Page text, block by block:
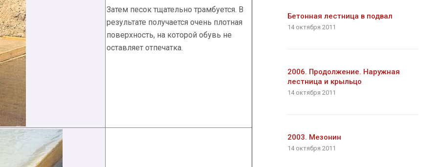
Затем песок тщательно трамбуется. В
результате получается очень плотная
поверхность, на которой обувь не
оставляет отпечатка.
Бетонная лестница в подвал
14 октября 2011
2006. Продолжение. Наружная
лестница и крыльцо
14 октября 2011
2003. Мезонин
14 октября 2011